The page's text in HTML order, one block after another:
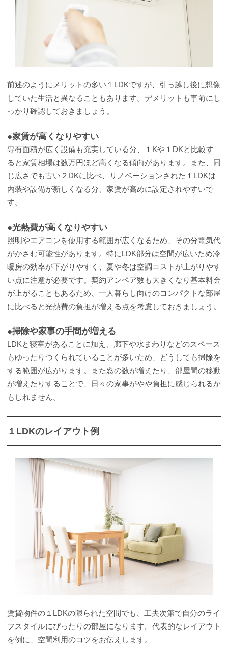
前述のようにメリットの多い１LDKですが、引っ越し後に想像
していた生活と異なることもあります。デメリットも事前にし
っかり確認しておきましょう。
●家賃が高くなりやすい
専有面積が広く設備も充実している分、１Kや１DKと比較す
ると家賃相場は数万円ほど高くなる傾向があります。また、同
じ広さでも古い２DKに比べ、リノベーションされた１LDKは
内装や設備が新しくなる分、家賃が高めに設定されやすいで
す。
●光熱費が高くなりやすい
照明やエアコンを使用する範囲が広くなるため、その分電気代
がかさむ可能性があります。特にLDK部分は空間が広いため冷
暖房の効率が下がりやすく、夏や冬は空調コストが上がりやす
い点に注意が必要です。契約アンペア数も大きくなり基本料金
が上がることもあるため、一人暮らし向けのコンパクトな部屋
に比べると光熱費の負担が増える点を考慮しておきましょう。
●掃除や家事の手間が増える
LDKと寝室があることに加え、廊下や水まわりなどのスペース
もゆったりつくられていることが多いため、どうしても掃除を
する範囲が広がります。また窓の数が増えたり、部屋間の移動
が増えたりすることで、日々の家事がやや負担に感じられるか
もしれません。
１LDKのレイアウト例
賃貸物件の１LDKの限られた空間でも、工夫次第で自分のライ
フスタイルにぴったりの部屋になります。代表的なレイアウト
を例に、空間利用のコツをお伝えします。